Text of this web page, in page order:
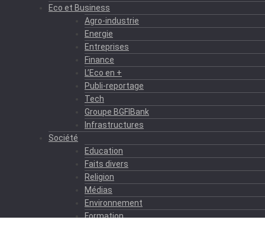
Eco et Business
Agro-industrie
Energie
Entreprises
Finance
L’Eco en +
Publi-reportage
Tech
Groupe BGFIBank
Infrastructures
Société
Education
Faits divers
Religion
Médias
Environnement
Formation